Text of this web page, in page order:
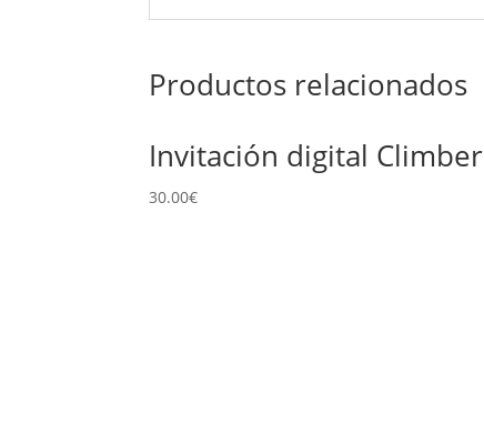
Productos relacionados
Invitación digital Climber
30.00€